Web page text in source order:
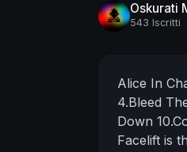
Oskurati
543 Iscritti
Alice In
4.Bleed
Down
Facelift is